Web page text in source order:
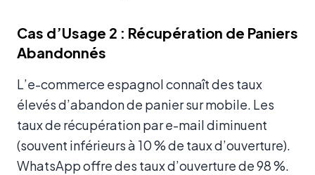
Cas d’Usage 2 : Récupération de Paniers
Abandonnés
L’e-commerce espagnol connaît des taux
élevés d’abandon de panier sur mobile. Les
taux de récupération par e-mail diminuent
(souvent inférieurs à 10 % de taux d’ouverture).
WhatsApp offre des taux d’ouverture de 98 %.